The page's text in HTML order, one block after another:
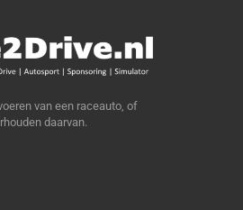
van een raceauto, of
daarvan.